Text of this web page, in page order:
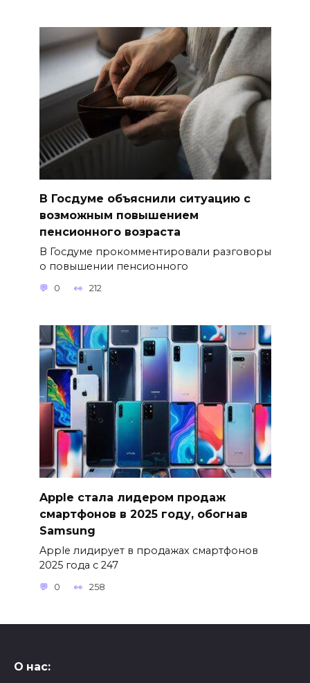
В Госдуме объяснили ситуацию с
возможным повышением
пенсионного возраста
В Госдуме прокомментировали разговоры
о повышении пенсионного
0 212
Apple стала лидером продаж
смартфонов в 2025 году, обогнав
Samsung
Apple лидирует в продажах смартфонов
2025 года с 247
0 258
О нас: